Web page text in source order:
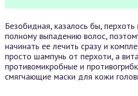
Безобидная, казалось бы,
полному выпадению волос,
начинать ее лечить сразу и
просто шампунь от перхоти, а
противомикробные и
смягчающие маски для кожи